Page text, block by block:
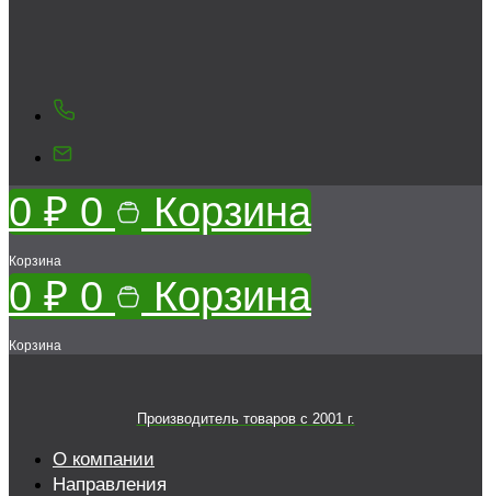
0 ₽ 0 Корзина
Корзина
0 ₽ 0 Корзина
Корзина
Производитель товаров c 2001 г.
О компании
Направления